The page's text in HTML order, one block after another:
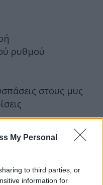
My Personal
to third parties, or
information for
ρυθμού
στους μυς
ιατρική βοήθεια:
της ηλεκτρικής
Αν όχι (όπως
και τα